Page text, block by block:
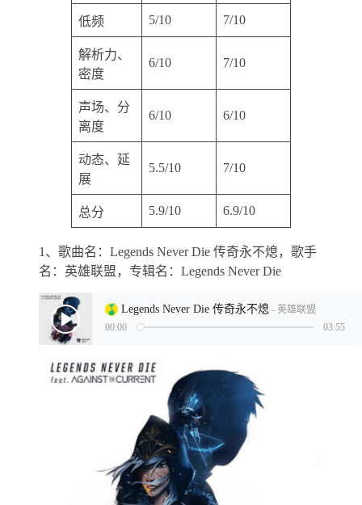
低频 5/10 7/10
解析力、
密度
6/10 7/10
声场、分
离度
6/10 6/10
动态、延
展
5.5/10 7/10
总分 5.9/10 6.9/10
1、歌曲名：Legends Never Die 传奇永不熄，歌手
名：英雄联盟，专辑名：Legends Never Die